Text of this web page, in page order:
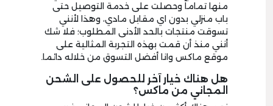
منها تماماً وحصلت على خدمة التوصيل حتى
باب منزلي بدون اي مقابل مادي، وهذا لأنني
تسوقت منتجات بالحد الأدنى المطلوب؛ فلا شك
أنني منذ أن قمت بهذه التجربة المثالية على
موقع ماكس وانا أفضل التسوق من خلاله دائما.
هل هناك خيار آخر للحصول على الشحن
المجاني من ماكس؟